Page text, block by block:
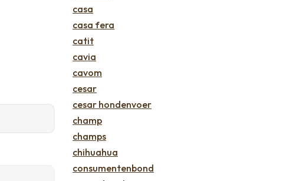
casa
casa fera
catit
cavia
cavom
cesar
cesar hondenvoer
champ
champs
chihuahua
consumentenbond